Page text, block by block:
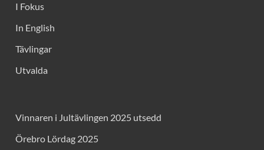
I Fokus
In English
Tävlingar
Utvalda
Vinnaren i Jultävlingen 2025 utsedd
Örebro Lördag 2025